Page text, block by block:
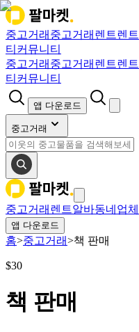
중고거래 중고거래 렌트렌트
티 커뮤니티
중고거래 중고거래 렌트렌트
티 커뮤니티
앱 다운로드
중고거래
중고거래 렌트알바동네업체
앱 다운로드
홈>중고거래>책 판매
$30
책 판매